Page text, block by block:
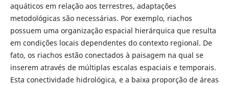
aquáticos em relação aos terrestres, adaptações
metodológicas são necessárias. Por exemplo, riachos
possuem uma organização espacial hierárquica que resulta
em condições locais dependentes do contexto regional. De
fato, os riachos estão conectados à paisagem na qual se
inserem através de múltiplas escalas espaciais e temporais.
Esta conectividade hidrológica, e a baixa proporção de áreas